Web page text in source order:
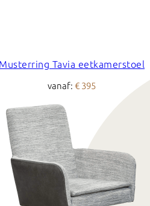
Musterring Tavia eetkamerstoel
vanaf: € 395